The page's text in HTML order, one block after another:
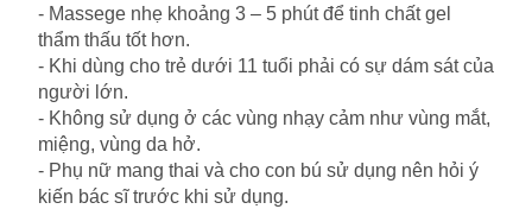
- Massege nhẹ khoảng 3 – 5 phút để tinh chất gel
thẩm thấu tốt hơn.
- Khi dùng cho trẻ dưới 11 tuổi phải có sự dám sát của
người lớn.
- Không sử dụng ở các vùng nhạy cảm như vùng mắt,
miệng, vùng da hở.
- Phụ nữ mang thai và cho con bú sử dụng nên hỏi ý
kiến bác sĩ trước khi sử dụng.